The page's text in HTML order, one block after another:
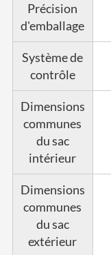
Précision
d'emballage
Système de
contrôle
Dimensions
communes
du sac
intérieur
Dimensions
communes
du sac
extérieur